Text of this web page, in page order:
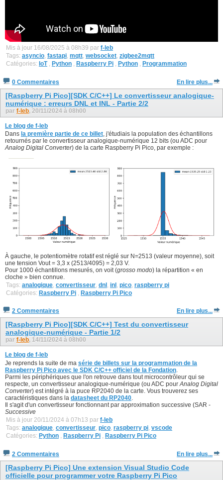
Mis à jour 16/08/2025 à 08h39 par f-leb
Tags: asyncio, fastapi, mqtt, websocket, zigbee2mqtt
Catégories: IoT, Python , Raspberry Pi , Python , Programmation
0 Commentaires En lire plus...
[Raspberry Pi Pico][SDK C/C++] Le convertisseur analogique-
numérique : erreurs DNL et INL - Partie 2/2
par f-leb, 20/11/2024 à 08h00
Le blog de f-leb
Dans la première partie de ce billet, j'étudiais la population des échantillons
retournés par le convertisseur analogique-numérique 12 bits (ou ADC pour
Analog Digital Converter) de la carte Raspberry Pi Pico, par exemple :
À gauche, le potentiomètre rotatif est réglé sur N=2513 (valeur moyenne), soit
une tension Vout = 3,3 x (2513/4095) = 2,03 V.
Pour 1000 échantillons mesurés, on voit (grosso modo) la répartition « en
cloche » bien connue.
Tags: analogique, convertisseur, dnl , inl , pico, raspberry pi
Catégories: Raspberry Pi , Raspberry Pi Pico
2 Commentaires En lire plus...
[Raspberry Pi Pico][SDK C/C++] Test du convertisseur
analogique-numérique - Partie 1/2
par f-leb, 14/11/2024 à 08h00
Le blog de f-leb
Je reprends la suite de ma série de billets sur la programmation de la
Raspberry Pi Pico avec le SDK C/C++ officiel de la Fondation
Parmi les périphériques que l'on retrouve dans tout microcontrôleur qui se
respecte, un convertisseur analogique-numérique (ou ADC pour Analog Digital
Converter) est intégré à la puce RP2040 de la carte. Vous trouverez ses
caractéristiques dans la datasheet du RP2040
Il s'agit d'un convertisseur fonctionnant par approximation successive (SAR -
Successive
Mis à jour 20/11/2024 à 07h13 par f-leb
Tags: analogique, convertisseur, pico, raspberry pi, vscode
Catégories: Python , Raspberry Pi , Raspberry Pi Pico
2 Commentaires En lire plus...
[Raspberry Pi Pico] Une extension Visual Studio Code
officielle pour programmer votre Raspberry Pi Pico